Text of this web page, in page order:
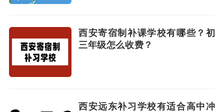
西安寄宿制补课学校有哪些？初
三年级怎么收费？
西安远东补习学校有适合高中冲